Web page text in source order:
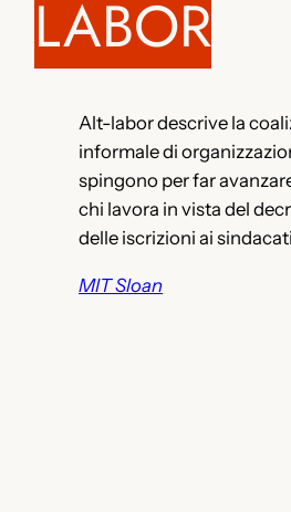
LABOR
Alt-labor descrive la
informale di
spingono per far
chi lavora in vista del
delle iscrizioni ai
MIT Sloan